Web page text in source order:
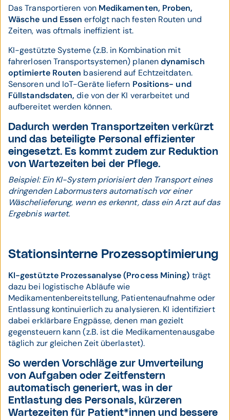
Das Transportieren von Medikamenten, Proben,
Wäsche und Essen erfolgt nach festen Routen und
Zeiten, was oftmals ineffizient ist.
KI-gestützte Systeme (z.B. in Kombination mit
fahrerlosen Transportsystemen) planendynamisch
optimierte Routen basierend auf Echtzeitdaten.
Sensoren und IoT-Geräte liefern Positions- und
Füllstandsdaten, die von der KI verarbeitet und
aufbereitet werden können.
Dadurch werden Transportzeiten verkürzt
und das beteiligte Personal effizienter
eingesetzt. Es kommt zudem zur Reduktion
von Wartezeiten bei der Pflege.
Beispiel: Ein KI-System priorisiert den Transport eines
dringenden Labormusters automatisch vor einer
Wäschelieferung, wenn es erkennt, dass ein Arzt auf das
Ergebnis wartet.
Stationsinterne Prozessoptimierung
KI-gestützte Prozessanalyse (Process Mining) trägt
dazu bei logistische Abläufe wie
Medikamentenbereitstellung, Patientenaufnahme oder
Entlassung kontinuierlich zu analysieren. KI identifiziert
dabei erklärbare Engpässe, denen man gezielt
gegensteuern kann (z.B. ist die Medikamentenausgabe
täglich zur gleichen Zeit überlastet).
So werden Vorschläge zur Umverteilung
von Aufgaben oder Zeitfenstern
automatisch generiert, was in der
Entlastung des Personals, kürzeren
Wartezeiten für Patient*innen und bessere